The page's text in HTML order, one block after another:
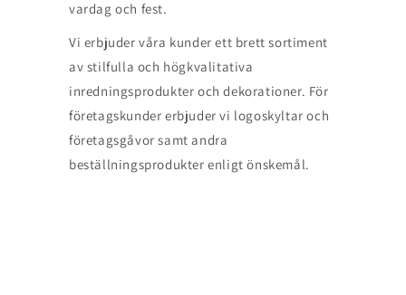
vardag och fest.
Vi erbjuder våra kunder ett brett sortiment
av stilfulla och högkvalitativa
inredningsprodukter och dekorationer. För
företagskunder erbjuder vi logoskyltar och
företagsgåvor samt andra
beställningsprodukter enligt önskemål.